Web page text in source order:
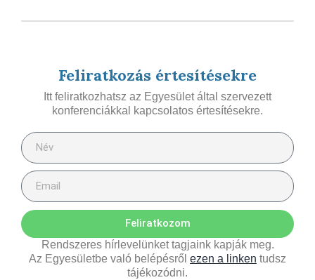
Feliratkozás értesítésekre
Itt feliratkozhatsz az Egyesület által szervezett
konferenciákkal kapcsolatos értesítésekre.
Feliratkozom
Rendszeres hírlevelünket tagjaink kapják meg.
Az Egyesületbe való belépésről ezen a linken tudsz
tájékozódni.